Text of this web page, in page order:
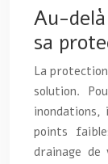
Au-
sa
La
solution.
points
drainage de